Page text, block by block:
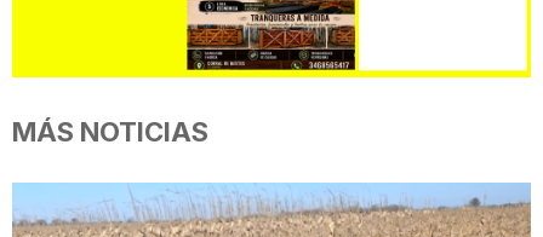
MÁS NOTICIAS